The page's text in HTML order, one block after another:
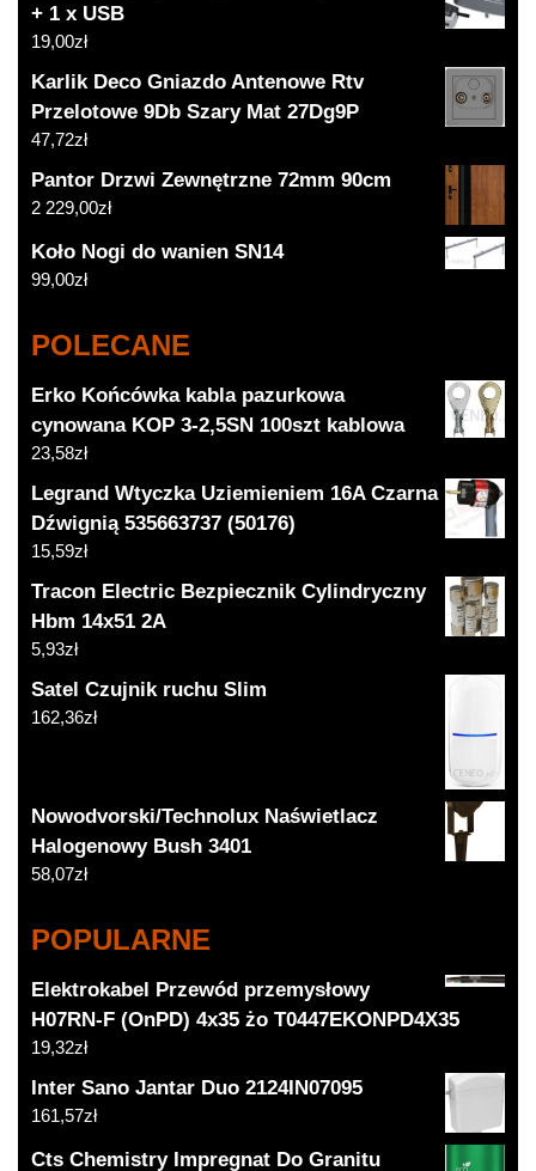
+ 1 x USB
19,00zł
Karlik Deco Gniazdo Antenowe Rtv
Przelotowe 9Db Szary Mat 27Dg9P
47,72zł
Pantor Drzwi Zewnętrzne 72mm 90cm
2 229,00zł
Koło Nogi do wanien SN14
99,00zł
POLECANE
Erko Końcówka kabla pazurkowa
cynowana KOP 3-2,5SN 100szt kablowa
23,58zł
Legrand Wtyczka Uziemieniem 16A Czarna
Dźwignią 535663737 (50176)
15,59zł
Tracon Electric Bezpiecznik Cylindryczny
Hbm 14x51 2A
5,93zł
Satel Czujnik ruchu Slim
162,36zł
Nowodvorski/Technolux Naświetlacz
Halogenowy Bush 3401
58,07zł
POPULARNE
Elektrokabel Przewód przemysłowy
H07RN-F (OnPD) 4x35 żo T0447EKONPD4X35
19,32zł
Inter Sano Jantar Duo 2124IN07095
161,57zł
Cts Chemistry Impregnat Do Granitu